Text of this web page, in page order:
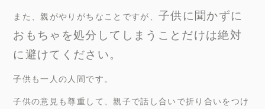
また、親がやりがちなことですが、 子供に聞かずに
おもちゃを処分してしまうことだけは絶対
に避けてください。
子供も一人の人間です。
子供の意見も尊重して、親子で話し合いで折り合いをつけ